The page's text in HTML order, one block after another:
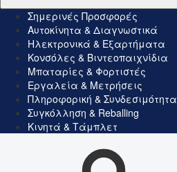
Σημερινές Προσφορές
Αυτοκίνητα & Διαγνωστικά
Ηλεκτρονικά & Εξαρτήματα
Κονσόλες & Βιντεοπαιχνίδια
Μπαταρίες & Φορτιστές
Εργαλεία & Μετρήσεις
Πληροφορική & Συνδεσιμότητα
Συγκόλληση & Reballing
Κινητά & Τάμπλετ